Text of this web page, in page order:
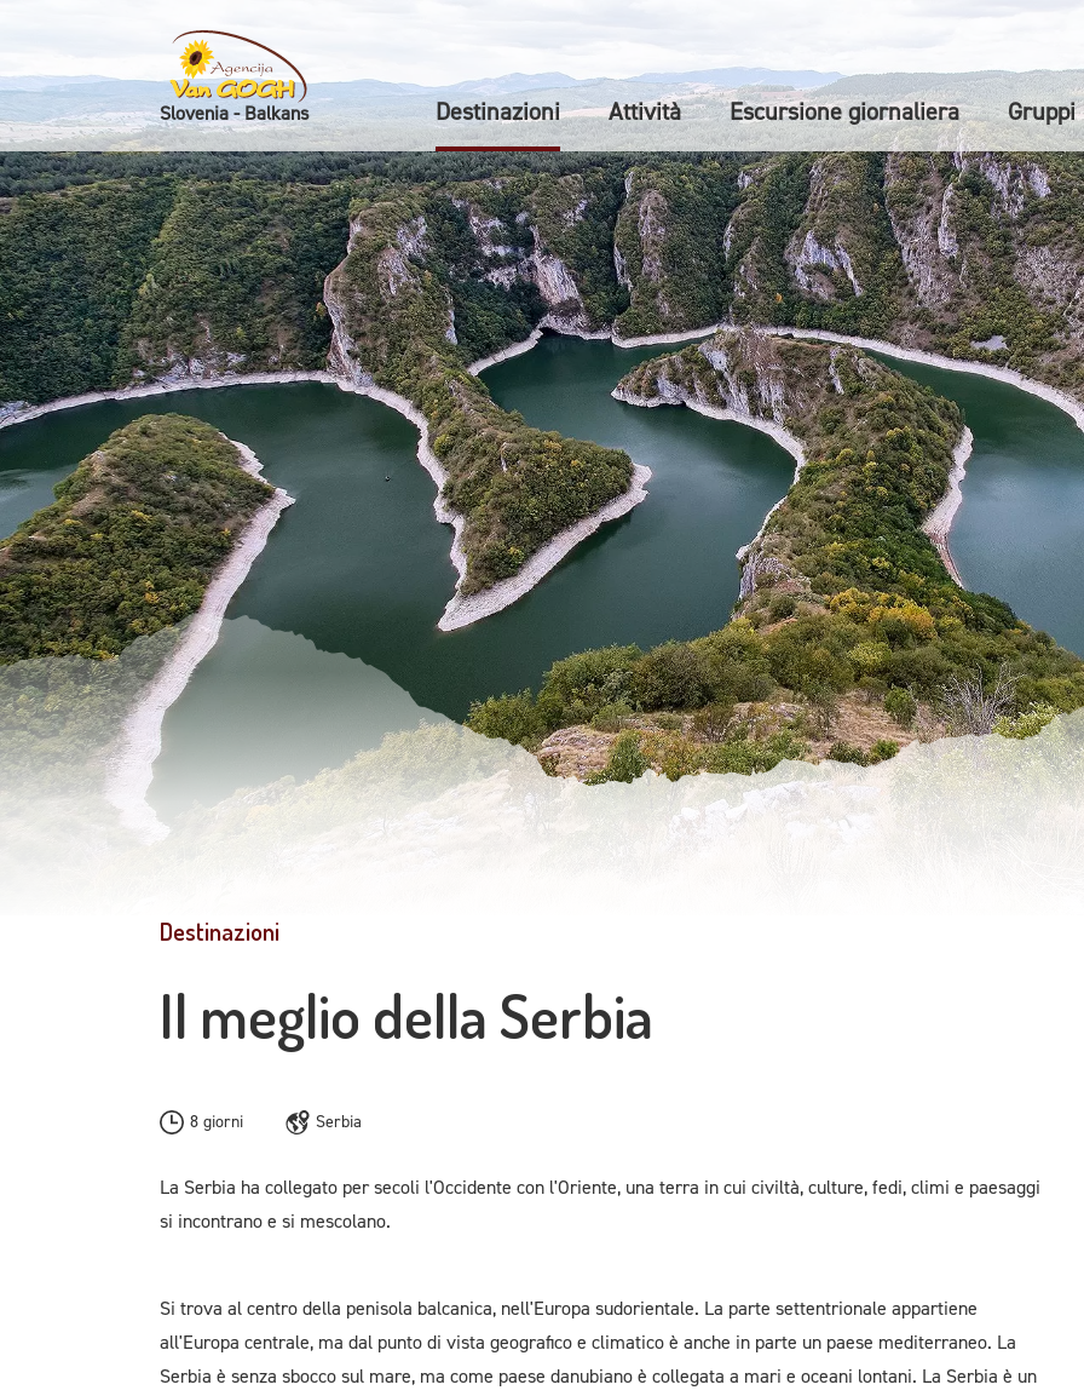
Slovenia - Balkans
Skoči na vsebino
Destinazioni Attività Escursione giornaliera Gruppi
Destinazioni
Il meglio della Serbia
8 giorni Serbia
La Serbia ha collegato per secoli l'Occidente con l'Oriente, una terra in cui civiltà, culture, fedi, climi e paesaggi
si incontrano e si mescolano.
Si trova al centro della penisola balcanica, nell'Europa sudorientale. La parte settentrionale appartiene
all'Europa centrale, ma dal punto di vista geografico e climatico è anche in parte un paese mediterraneo. La
Serbia è senza sbocco sul mare, ma come paese danubiano è collegata a mari e oceani lontani. La Serbia è un